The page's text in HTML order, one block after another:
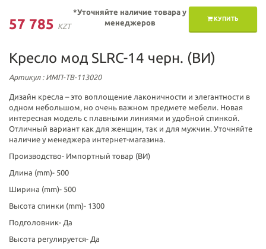
57 785 KZT
КУПИТЬ
*Уточняйте наличие товара у
менеджеров
Кресло мод SLRC-14 черн. (ВИ)
Артикул: ИМП-ТВ-113020
Дизайн кресла – это воплощение лаконичности и элегантности в
одном небольшом, но очень важном предмете мебели. Новая
интересная модель с плавными линиями и удобной спинкой.
Отличный вариант как для женщин, так и для мужчин. Уточняйте
наличие у менеджера интернет-магазина.
Производство- Импортный товар (ВИ)
Длина (mm)- 500
Ширина (mm)- 500
Высота спинки (mm)- 1300
Подголовник- Да
Высота регулируется- Да